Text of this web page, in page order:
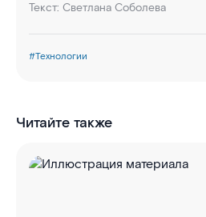
Текст: Светлана Соболева
#Технологии
Читайте также